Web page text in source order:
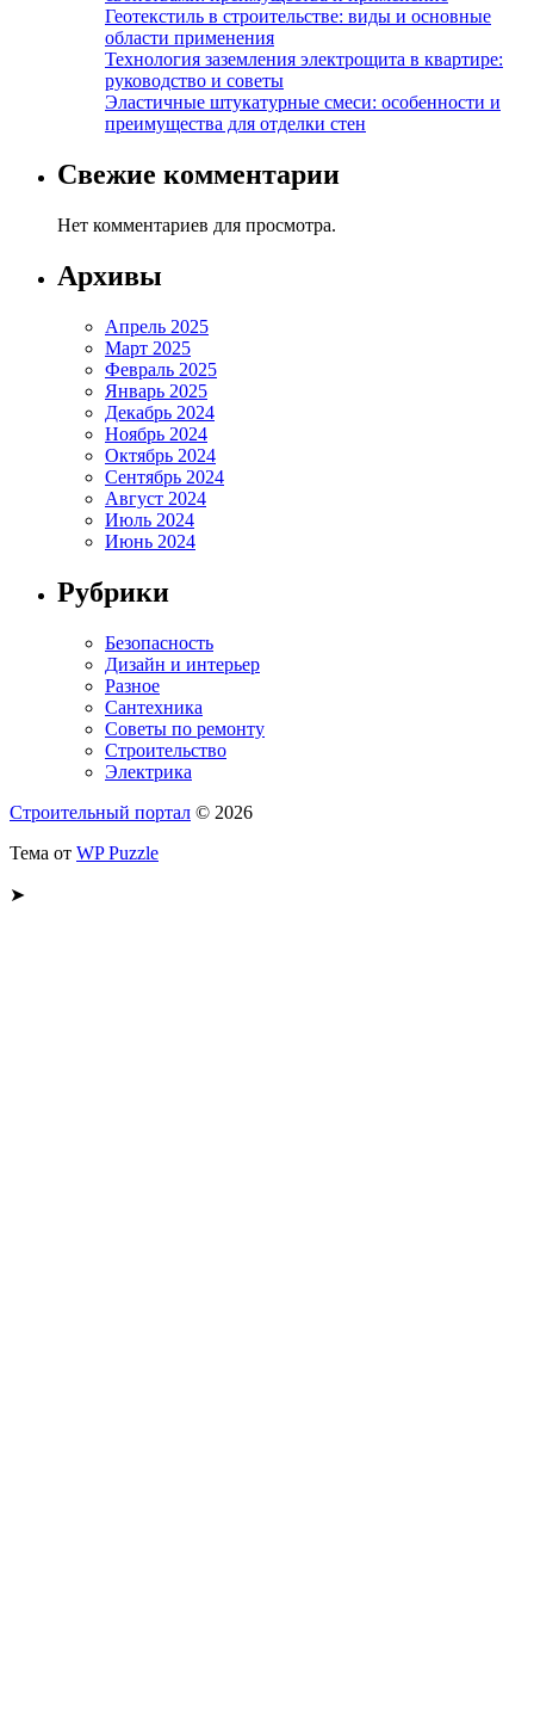
Геотекстиль в строительстве: виды и основные
области применения
Технология заземления электрощита в квартире:
руководство и советы
Эластичные штукатурные смеси: особенности и
преимущества для отделки стен
Свежие комментарии
Нет комментариев для просмотра.
Архивы
Апрель 2025
Март 2025
Февраль 2025
Январь 2025
Декабрь 2024
Ноябрь 2024
Октябрь 2024
Сентябрь 2024
Август 2024
Июль 2024
Июнь 2024
Рубрики
Безопасность
Дизайн и интерьер
Разное
Сантехника
Советы по ремонту
Строительство
Электрика
Строительный портал © 2026
Тема от WP Puzzle
➤